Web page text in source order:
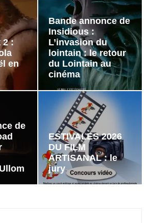
2 :
en
Bande annonce de
Insidious :
L’invasion du
lointain : le retour
du Lointain au
cinéma
de
ESTIVALES 2026
DU FILM
ARTISANAL : le
jury